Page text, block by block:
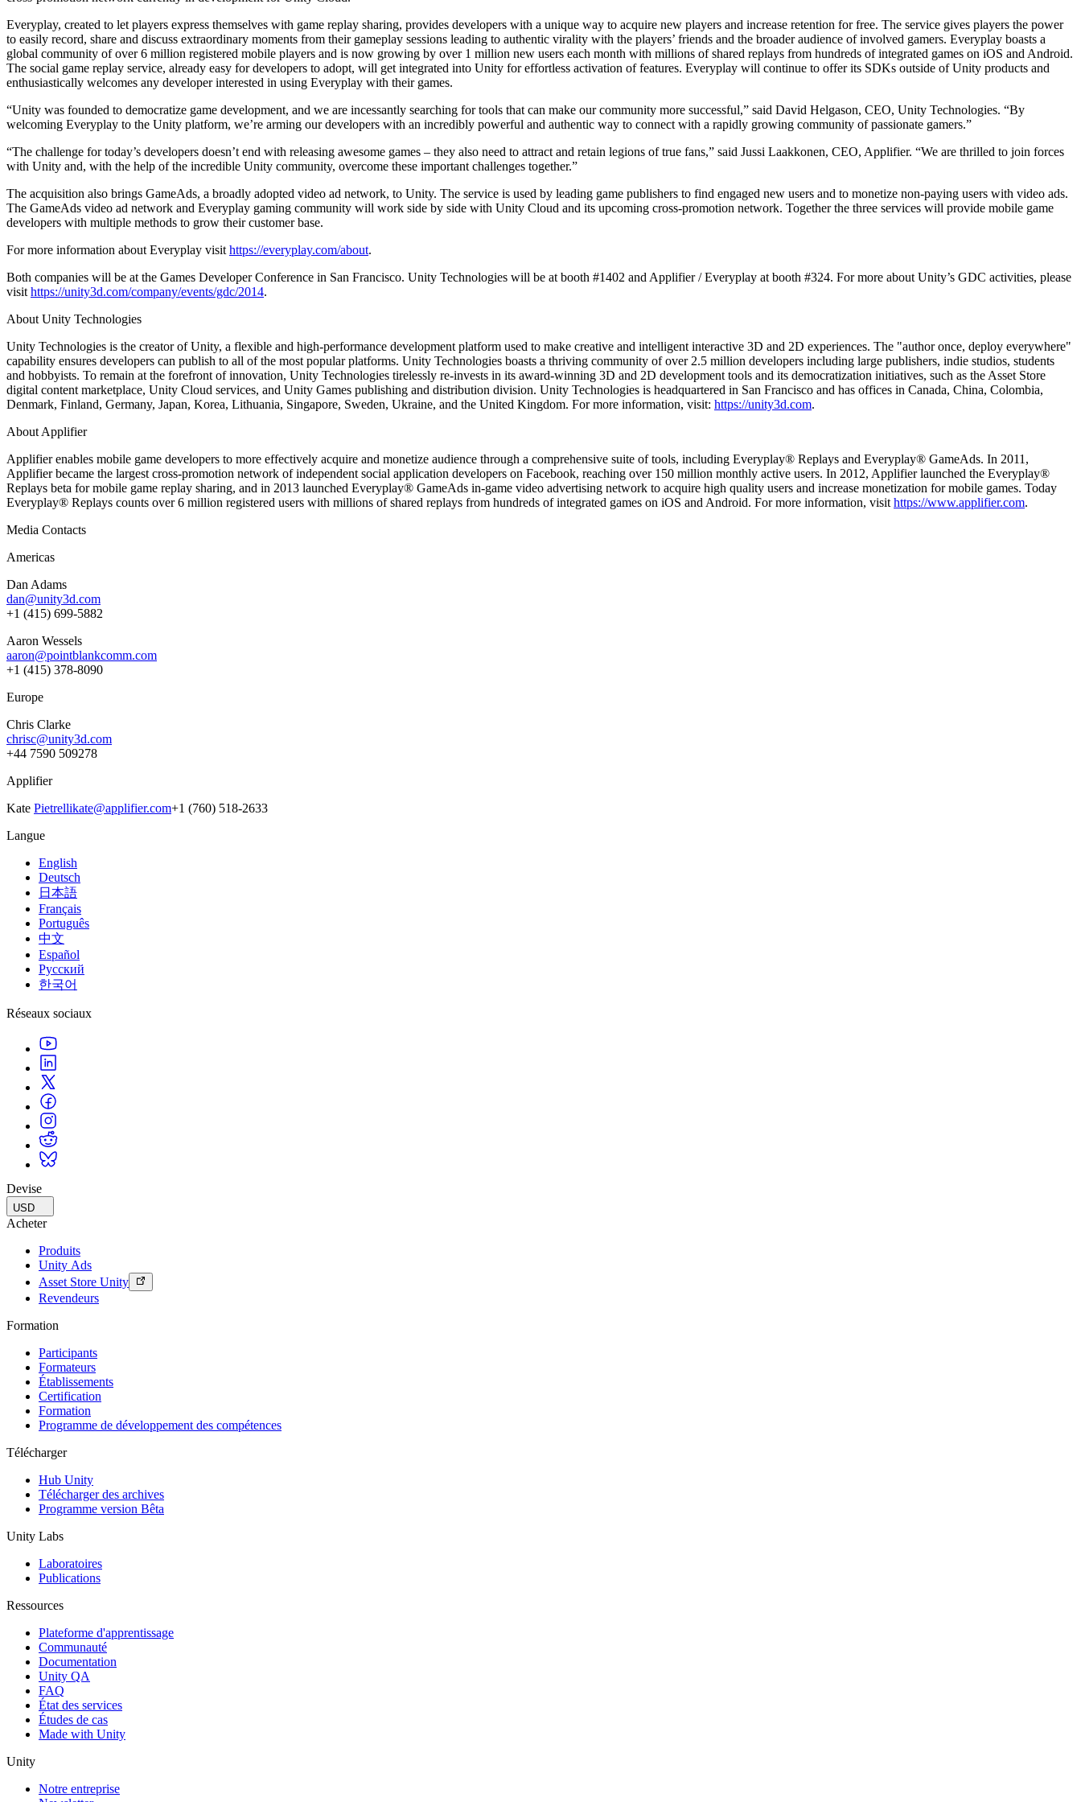
LiveOps
Informations post-lancement et opérations de jeu en direct
Développez
Faites-vous découvrir et acquérez des utilisateurs mobiles
Achats intégrés
Gérer IAP entre les magasins et D2C
Monétisation
Connectez les joueurs avec les bons jeux
Faites de la publicité avec Unity
Monétisez avec Unity
Jeux mobiles
Créez et développez des succès mobiles avec Unity
Jeux indépendants
Jeux XR
Lancez des jeux XR sur plusieurs plateformes
Simplifiez le développement de jeux multijoueurs
Distribution
Transformer les expériences en magasin en expériences en ligne
Automobile
Voir toutes les industries
Études de cas
Histoires de succès dans le monde réel
Conseils et astuces d'experts
Démos, échantillons et éléments de base
Toutes les ressources
Nouveautés
Blog
Actualités, histoires et centre de presse
Unity Awards
Célébration des créateurs Unity dans le monde entier
Guides pratiques
Conseils pratiques et meilleures pratiques
Formation
Démarrez votre carrière
Pour les enseignants
Boostez votre enseignement
Licence d'enseignement subventionnée
Apportez la puissance de Unity à votre institution
Prouvez votre maîtrise de Unity
Everyplay, created to let players express themselves with game replay sharing, provides developers with a unique way to acquire new players and increase retention for free. The service gives players the power
to easily record, share and discuss extraordinary moments from their gameplay sessions leading to authentic virality with the players’ friends and the broader audience of involved gamers. Everyplay boasts a
global community of over 6 million registered mobile players and is now growing by over 1 million new users each month with millions of shared replays from hundreds of integrated games on iOS and Android.
The social game replay service, already easy for developers to adopt, will get integrated into Unity for effortless activation of features. Everyplay will continue to offer its SDKs outside of Unity products and
enthusiastically welcomes any developer interested in using Everyplay with their games.
“Unity was founded to democratize game development, and we are incessantly searching for tools that can make our community more successful,” said David Helgason, CEO, Unity Technologies. “By
welcoming Everyplay to the Unity platform, we’re arming our developers with an incredibly powerful and authentic way to connect with a rapidly growing community of passionate gamers.”
“The challenge for today’s developers doesn’t end with releasing awesome games – they also need to attract and retain legions of true fans,” said Jussi Laakkonen, CEO, Applifier. “We are thrilled to join forces
with Unity and, with the help of the incredible Unity community, overcome these important challenges together.”
The acquisition also brings GameAds, a broadly adopted video ad network, to Unity. The service is used by leading game publishers to find engaged new users and to monetize non-paying users with video ads.
The GameAds video ad network and Everyplay gaming community will work side by side with Unity Cloud and its upcoming cross-promotion network. Together the three services will provide mobile game
developers with multiple methods to grow their customer base.
For more information about Everyplay visit https://everyplay.com/about.
Both companies will be at the Games Developer Conference in San Francisco. Unity Technologies will be at booth #1402 and Applifier / Everyplay at booth #324. For more about Unity’s GDC activities, please
visit https://unity3d.com/company/events/gdc/2014.
About Unity Technologies
Unity Technologies is the creator of Unity, a flexible and high-performance development platform used to make creative and intelligent interactive 3D and 2D experiences. The "author once, deploy everywhere"
capability ensures developers can publish to all of the most popular platforms. Unity Technologies boasts a thriving community of over 2.5 million developers including large publishers, indie studios, students
and hobbyists. To remain at the forefront of innovation, Unity Technologies tirelessly re-invests in its award-winning 3D and 2D development tools and its democratization initiatives, such as the Asset Store
digital content marketplace, Unity Cloud services, and Unity Games publishing and distribution division. Unity Technologies is headquartered in San Francisco and has offices in Canada, China, Colombia,
Denmark, Finland, Germany, Japan, Korea, Lithuania, Singapore, Sweden, Ukraine, and the United Kingdom. For more information, visit: https://unity3d.com.
About Applifier
Applifier enables mobile game developers to more effectively acquire and monetize audience through a comprehensive suite of tools, including Everyplay® Replays and Everyplay® GameAds. In 2011,
Applifier became the largest cross-promotion network of independent social application developers on Facebook, reaching over 150 million monthly active users. In 2012, Applifier launched the Everyplay®
Replays beta for mobile game replay sharing, and in 2013 launched Everyplay® GameAds in-game video advertising network to acquire high quality users and increase monetization for mobile games. Today
Everyplay® Replays counts over 6 million registered users with millions of shared replays from hundreds of integrated games on iOS and Android. For more information, visit https://www.applifier.com.
Media Contacts
Americas
Dan Adams
dan@unity3d.com
+1 (415) 699-5882
Aaron Wessels
aaron@pointblankcomm.com
+1 (415) 378-8090
Europe
Chris Clarke
chrisc@unity3d.com
+44 7590 509278
Applifier
Kate Pietrellikate@applifier.com+1 (760) 518-2633
Langue
English
Deutsch
日本語
Français
Português
中文
Español
Русский
한국어
Réseaux sociaux
Devise
USD
Acheter
Produits
Unity Ads
Asset Store Unity
Revendeurs
Formation
Participants
Formateurs
Établissements
Certification
Formation
Programme de développement des compétences
Télécharger
Hub Unity
Télécharger des archives
Programme version Bêta
Unity Labs
Laboratoires
Publications
Ressources
Plateforme d'apprentissage
Communauté
Documentation
Unity QA
FAQ
État des services
Études de cas
Made with Unity
Unity
Notre entreprise